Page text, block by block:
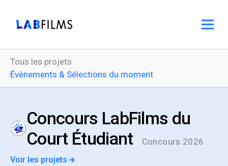
Tous les projets
Évènements & Sélections du moment
Concours LabFilms du
Court Étudiant
Concours 2026
Voir les projets